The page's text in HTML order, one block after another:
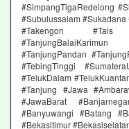
#SimpangTigaRedelong
#Subulussalam
#Takengon #Tais
#TanjungPandan
#TebingTinggi
#TelukDalam
#Tanjung #Jawa
#JawaBarat
#Banyuwangi #Batang
#Bekasitimur